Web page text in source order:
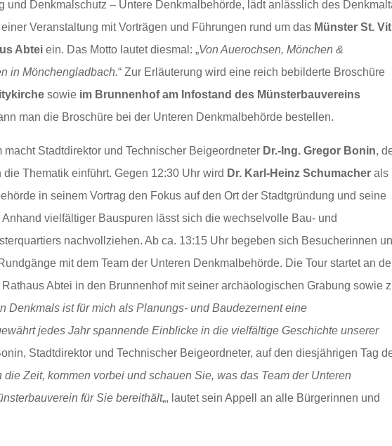
und Denkmalschutz – Untere Denkmalbehörde, lädt anlässlich des
Veranstaltung mit Vorträgen und Führungen rund um das Münster St.
Abtei ein. Das Motto lautet diesmal: „Von Auerochsen, Mönchen &
in Mönchengladbach.“ Zur Erläuterung wird eine reich bebilderte Broschüre
sowie im Brunnenhof am Infostand des Münsterbauvereins
man die Broschüre bei der Unteren Denkmalbehörde bestellen.
macht Stadtdirektor und Technischer Beigeordneter Dr.-Ing. Gregor Bonin,
Thematik einführt. Gegen 12:30 Uhr wird Dr. Karl-Heinz Schumacher als
in seinem Vortrag den Fokus auf den Ort der Stadtgründung und seine
vielfältiger Bauspuren lässt sich die wechselvolle Bau- und
nachvollziehen. Ab ca. 13:15 Uhr begeben sich Besucherinnen
mit dem Team der Unteren Denkmalbehörde. Die Tour startet an
Abtei in den Brunnenhof mit seiner archäologischen Grabung sowie
Denkmals ist für mich als Planungs- und Baudezernent eine
jedes Jahr spannende Einblicke in die vielfältige Geschichte unserer
Stadtdirektor und Technischer Beigeordneter, auf den diesjährigen Tag
die Zeit, kommen vorbei und schauen Sie, was das Team der Unteren
für Sie bereithält„, lautet sein Appell an alle Bürgerinnen und